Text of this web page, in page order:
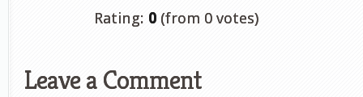
Rating: 0 (from 0 votes)
Leave a Comment